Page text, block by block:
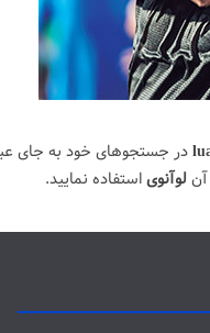
در جستجوهای خود به جای
آن لوآنویاستفاده نمایید.